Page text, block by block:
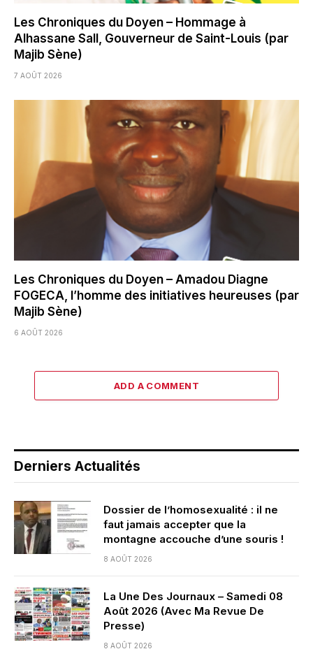
Les Chroniques du Doyen – Hommage à
Alhassane Sall, Gouverneur de Saint-Louis (par
Majib Sène)
7 AOÛT 2026
Les Chroniques du Doyen – Amadou Diagne
FOGECA, l’homme des initiatives heureuses (par
Majib Sène)
6 AOÛT 2026
ADD A COMMENT
Derniers Actualités
Dossier de l’homosexualité : il ne
faut jamais accepter que la
montagne accouche d’une souris !
8 AOÛT 2026
La Une Des Journaux – Samedi 08
Août 2026 (Avec Ma Revue De
Presse)
8 AOÛT 2026